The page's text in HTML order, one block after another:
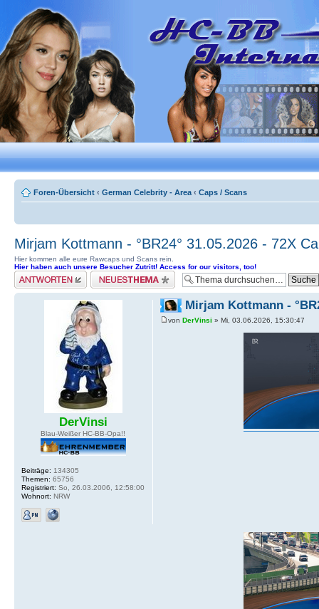
Foren-Übersicht ‹ German Celebrity - Area ‹ Caps / Scans
Mirjam Kottmann - °BR24° 31.05.2026 - 72X
Hier kommen alle eure Rawcaps und Scans rein.
Hier haben auch unsere Besucher Zutritt! Access for our visitors, too!
Antwort erstellen Neues Thema erstellen
DerVinsi
Blau-Weißer HC-BB-Opa!!
Beiträge: 134305
Themen: 65756
Registriert: So, 26.03.2006, 12:58:00
Wohnort: NRW
Mirjam Kottmann -
von DerVinsi » Mi, 03.06.2026, 15:30:47